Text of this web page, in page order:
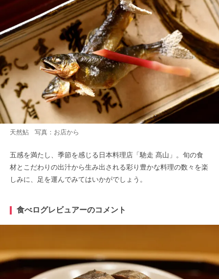
天然鮎 写真：お店から
五感を満たし、季節を感じる日本料理店「馳走 髙山」。旬の食
材とこだわりの出汁から生み出される彩り豊かな料理の数々を楽
しみに、足を運んでみてはいかがでしょう。
食べログレビュアーのコメント